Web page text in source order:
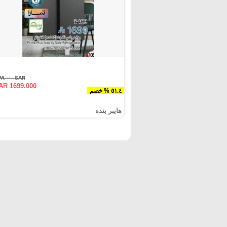
٥١.٤ % خصم
SAR ٣٤٩٩.٠٠٠
1699.000
هايبر بنده